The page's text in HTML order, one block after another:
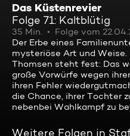
Das Küstenrevier
Folge 71: Kaltblütig
35 Min. Folge vom
Der Erbe eines
mysteriöse Art und Weise.
Thomsen steht fest: Das
große Vorwürfe wegen
ihren Fehler
die Chance, ihrer Tochter
nebenbei Wahlkampf zu
Weitere Folgen in